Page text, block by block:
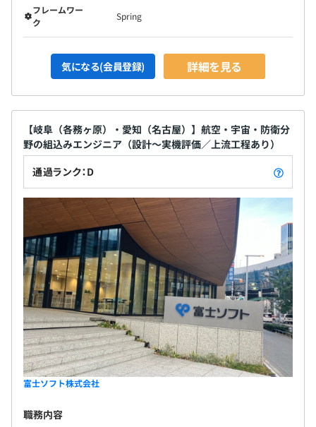
フレームワー
ク
Spring
気になる(会員登録) 詳細を見る
【岐阜（各務ヶ原）・愛知（名古屋）】航空・宇宙・防衛分
野の組込みエンジニア（設計～実機評価／上流工程あり）
通過ランク：D
富士ソフト株式会社
職務内容